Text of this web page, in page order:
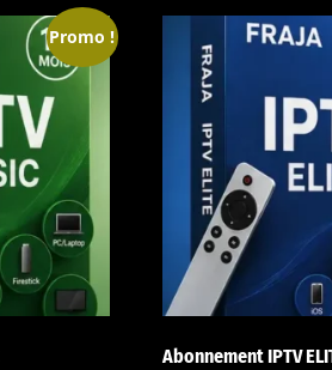
Promo !
Abonnement IPTV